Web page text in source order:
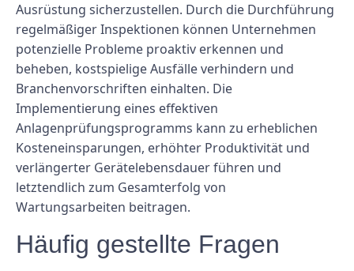
Ausrüstung sicherzustellen. Durch die Durchführung
regelmäßiger Inspektionen können Unternehmen
potenzielle Probleme proaktiv erkennen und
beheben, kostspielige Ausfälle verhindern und
Branchenvorschriften einhalten. Die
Implementierung eines effektiven
Anlagenprüfungsprogramms kann zu erheblichen
Kosteneinsparungen, erhöhter Produktivität und
verlängerter Gerätelebensdauer führen und
letztendlich zum Gesamterfolg von
Wartungsarbeiten beitragen.
Häufig gestellte Fragen